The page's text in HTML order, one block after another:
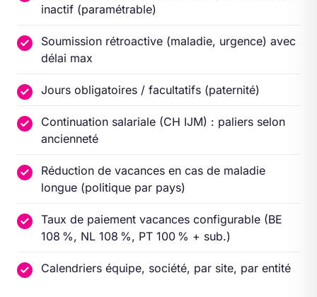
inactif (paramétrable)
Soumission rétroactive (maladie, urgence) avec
délai max
Jours obligatoires / facultatifs (paternité)
Continuation salariale (CH IJM) : paliers selon
ancienneté
Réduction de vacances en cas de maladie
longue (politique par pays)
Taux de paiement vacances configurable (BE
108 %, NL 108 %, PT 100 % + sub.)
Calendriers équipe, société, par site, par entité